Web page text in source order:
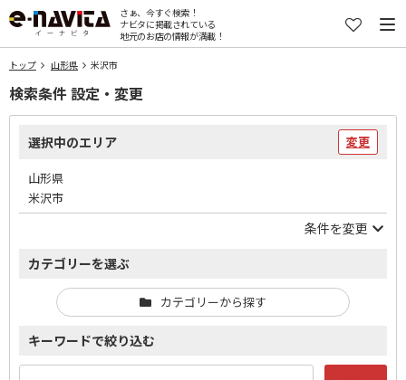
さぁ、今すぐ検索！
ナビタに掲載されている
地元のお店の情報が満載！
トップ 山形県 米沢市
検索条件 設定・変更
選択中のエリア 変更
山形県
米沢市
条件を変更
カテゴリーを選ぶ
カテゴリーから探す
キーワードで絞り込む